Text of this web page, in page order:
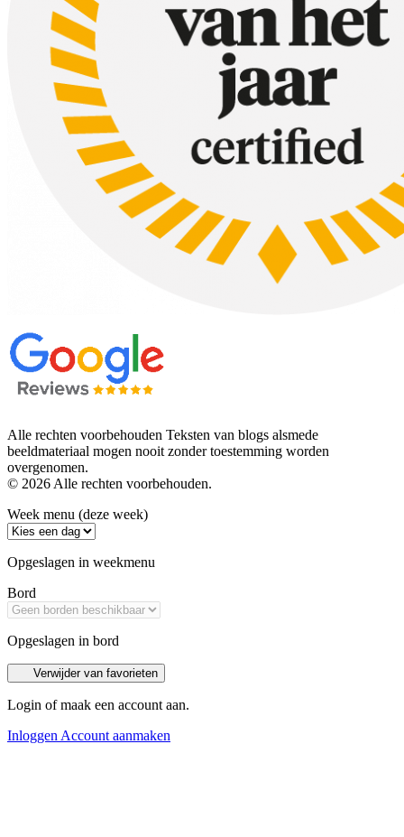
Alle rechten voorbehouden Teksten van blogs alsmede
beeldmateriaal mogen nooit zonder toestemming worden
overgenomen.
© 2026 Alle rechten voorbehouden.
Week menu (deze week)
Opgeslagen in weekmenu
Bord
Opgeslagen in bord
Verwijder van favorieten
Login of maak een account aan.
Inloggen Account aanmaken